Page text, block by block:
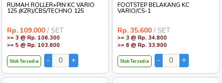
RUMAH ROLLER+PIN KC VARIO
125 (KZR)/CBS/TECHNO 125
Rp. 109.000 / SET
>= 3 @ Rp. 106.300
>= 5 @ Rp. 103.600
Stok Tersedia
FOOTSTEP BELAKANG KC
VARIO/CS-1
Rp. 35.600 / SET
>= 3 @ Rp. 34.800
>= 6 @ Rp. 33.900
Stok Tersedia